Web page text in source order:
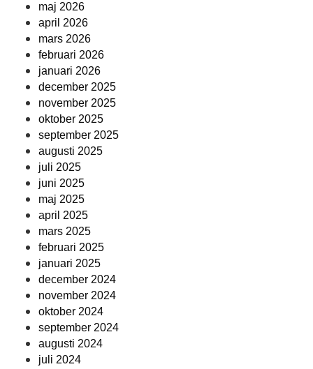
maj 2026
april 2026
mars 2026
februari 2026
januari 2026
december 2025
november 2025
oktober 2025
september 2025
augusti 2025
juli 2025
juni 2025
maj 2025
april 2025
mars 2025
februari 2025
januari 2025
december 2024
november 2024
oktober 2024
september 2024
augusti 2024
juli 2024